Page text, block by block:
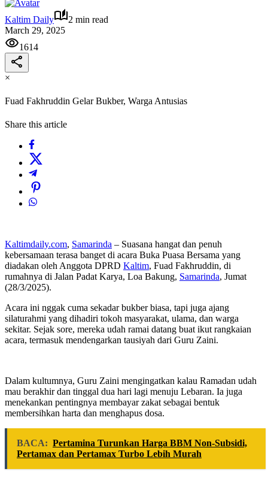
Kaltim Daily
2 min read
March 29, 2025
1614
×
Fuad Fakhruddin Gelar Bukber, Warga Antusias
Share this article
Kaltimdaily.com, Samarinda – Suasana hangat dan penuh
kebersamaan terasa banget di acara Buka Puasa Bersama yang
diadakan oleh Anggota DPRD Kaltim, Fuad Fakhruddin, di
rumahnya di Jalan Padat Karya, Loa Bakung, Samarinda, Jumat
(28/3/2025).
Acara ini nggak cuma sekadar bukber biasa, tapi juga ajang
silaturahmi yang dihadiri tokoh masyarakat, ulama, dan warga
sekitar. Sejak sore, mereka udah ramai datang buat ikut rangkaian
acara, termasuk mendengarkan tausiyah dari Guru Zaini.
Dalam kultumnya, Guru Zaini mengingatkan kalau Ramadan udah
mau berakhir dan tinggal dua hari lagi menuju Lebaran. Ia juga
menekankan pentingnya membayar zakat sebagai bentuk
membersihkan harta dan menghapus dosa.
BACA: Pertamina Turunkan Harga BBM Non-Subsidi,
Pertamax dan Pertamax Turbo Lebih Murah